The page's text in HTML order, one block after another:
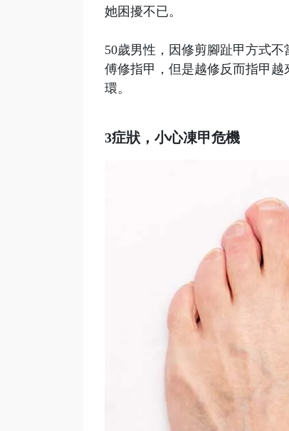
她困擾不已。
50歲男性，因修剪腳趾甲方式
傅修指甲，但是越修反而指甲
環。
3症狀，小心凍甲危機